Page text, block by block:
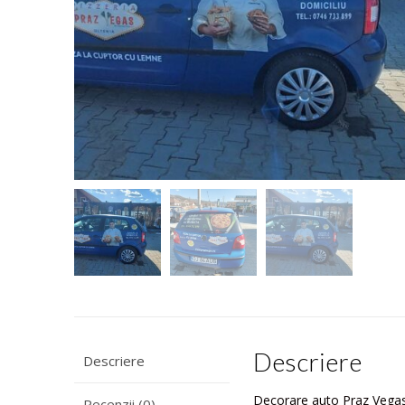
Descriere Descriere
Decorare auto Praz